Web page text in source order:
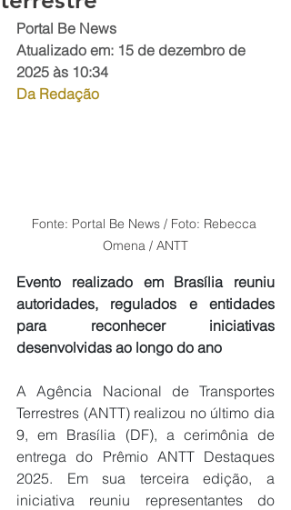
Portal Be News
Atualizado em: 15 de dezembro de
2025 às 10:34
Da Redação
Fonte: Portal Be News / Foto: Rebecca
Omena / ANTT
Evento realizado em Brasília reuniu
autoridades, regulados e entidades
para reconhecer iniciativas
desenvolvidas ao longo do ano
A Agência Nacional de Transportes
Terrestres (ANTT) realizou no último dia
9, em Brasília (DF), a cerimônia de
entrega do Prêmio ANTT Destaques
2025. Em sua terceira edição, a
iniciativa reuniu representantes do